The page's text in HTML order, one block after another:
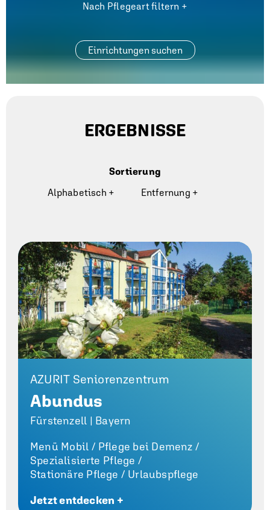
Nach Pflegeart filtern +
ERGEBNISSE
Sortierung
Alphabetisch + Entfernung +
AZURIT Seniorenzentrum
Abundus
Fürstenzell | Bayern
Menü Mobil / Pflege bei Demenz /
Spezialisierte Pflege /
Stationäre Pflege / Urlaubspflege
Jetzt entdecken +